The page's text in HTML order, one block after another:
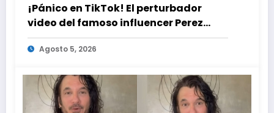
¡Pánico en TikTok! El perturbador
video del famoso influencer Perez
Hilton que obligó a sus fans a pedir
ayuda médica
Agosto 5, 2026